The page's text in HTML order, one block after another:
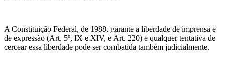
A Constituição Federal, de 1988, garante a liberdade de imprensa e
de expressão (Art. 5º, IX e XIV, e Art. 220) e qualquer tentativa de
cercear essa liberdade pode ser combatida também judicialmente.